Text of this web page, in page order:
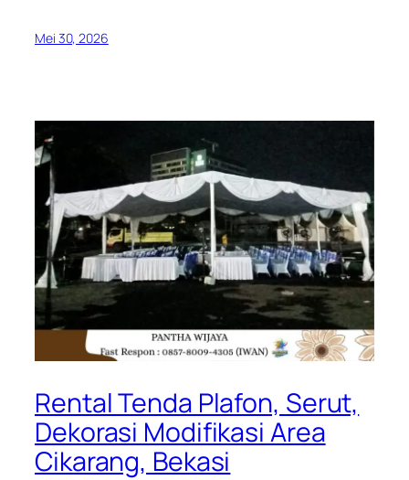
Mei 30, 2026
Rental Tenda Plafon, Serut,
Dekorasi Modifikasi Area
Cikarang, Bekasi